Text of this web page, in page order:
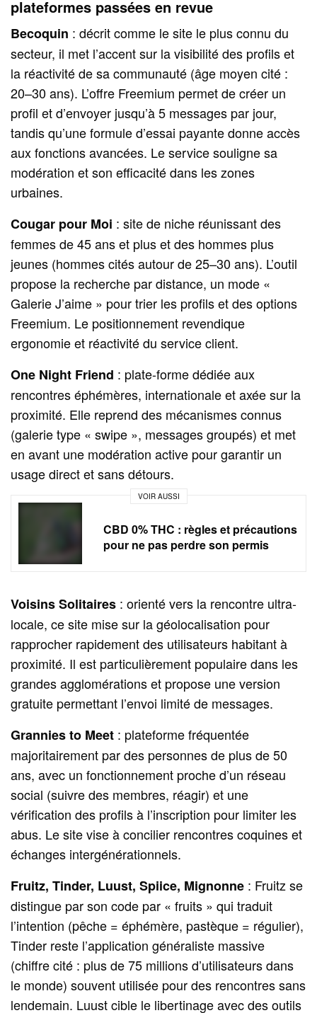
plateformes passées en revue
Becoquin : décrit comme le site le plus connu du
secteur, il met l’accent sur la visibilité des profils et
la réactivité de sa communauté (âge moyen cité :
20–30 ans). L’offre Freemium permet de créer un
profil et d’envoyer jusqu’à 5 messages par jour,
tandis qu’une formule d’essai payante donne accès
aux fonctions avancées. Le service souligne sa
modération et son efficacité dans les zones
urbaines.
Cougar pour Moi : site de niche réunissant des
femmes de 45 ans et plus et des hommes plus
jeunes (hommes cités autour de 25–30 ans). L’outil
propose la recherche par distance, un mode «
Galerie J’aime » pour trier les profils et des options
Freemium. Le positionnement revendique
ergonomie et réactivité du service client.
One Night Friend : plate-forme dédiée aux
rencontres éphémères, internationale et axée sur la
proximité. Elle reprend des mécanismes connus
(galerie type « swipe », messages groupés) et met
en avant une modération active pour garantir un
usage direct et sans détours.
VOIR AUSSI
CBD 0% THC : règles et précautions
pour ne pas perdre son permis
Voisins Solitaires : orienté vers la rencontre ultra-
locale, ce site mise sur la géolocalisation pour
rapprocher rapidement des utilisateurs habitant à
proximité. Il est particulièrement populaire dans les
grandes agglomérations et propose une version
gratuite permettant l’envoi limité de messages.
Grannies to Meet : plateforme fréquentée
majoritairement par des personnes de plus de 50
ans, avec un fonctionnement proche d’un réseau
social (suivre des membres, réagir) et une
vérification des profils à l’inscription pour limiter les
abus. Le site vise à concilier rencontres coquines et
échanges intergénérationnels.
Fruitz, Tinder, Luust, Spiice, Mignonne : Fruitz se
distingue par son code par « fruits » qui traduit
l’intention (pêche = éphémère, pastèque = régulier),
Tinder reste l’application généraliste massive
(chiffre cité : plus de 75 millions d’utilisateurs dans
le monde) souvent utilisée pour des rencontres sans
lendemain. Luust cible le libertinage avec des outils